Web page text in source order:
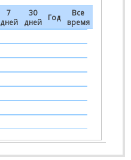
7
дней
30
дней
Год
Все
время